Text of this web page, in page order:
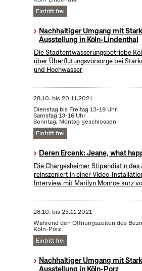
Eintritt frei
Nachhaltiger Umgang mit
Ausstellung in Köln-Lindenthal
Die Stadtentwässerungsbetriebe
über Überflutungsvorsorge bei
und Hochwasser
28.10. bis20.11.2021
Dienstag bis Freitag 13-19 Uhr
Samstag 13-16 Uhr
Sonntag, Montag geschlossen
Eintritt frei
Deren Ercenk: Jeane, what
Die Chargesheimer Stipendiatin des
reinszeniert in einer Video-
Interview mit Marilyn Monroe kurz
28.10. bis25.11.2021
Während den Öffnungszeiten des
Köln-Porz
Eintritt frei
Nachhaltiger Umgang mit
Ausstellung in Köln-Porz